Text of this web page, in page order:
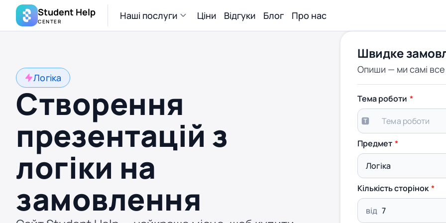
Student Help
CENTER Наші послуги Ціни Відгуки Блог Про нас
Логіка
Створення
презентацій з
логіки на
замовлення
Швидке
Опиши — ми самі
Тема роботи
Предмет
Кількість сторінок
від